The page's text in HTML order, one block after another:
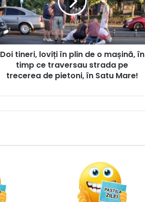
Doi tineri, loviți în plin de o mașină, în
timp ce traversau strada pe
trecerea de pietoni, în Satu Mare!